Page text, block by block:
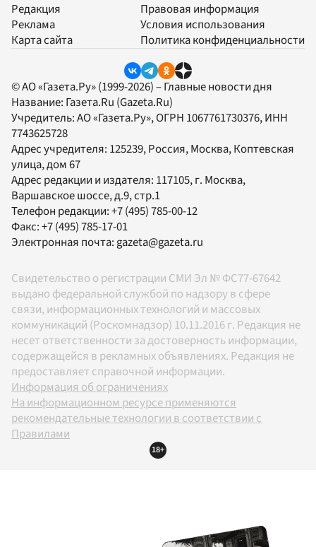
Редакция
Реклама
Карта сайта
Правовая информация
Условия использования
Политика конфиденциальности
© АО «Газета.Ру» (1999-2026) – Главные новости дня
Название: Газета.Ru (Gazeta.Ru)
Учредитель:АО «Газета.Ру», ОГРН 1067761730376, ИНН
7743625728
Адрес учредителя: 125239, Россия, Москва, Коптевская
улица, дом 67
Адрес редакции и издателя: 117105, г. Москва,
Варшавское шоссе, д.9, стр.1
Телефон редакции:+7 (495) 785-00-12
Факс:+7 (495) 785-17-01
Электронная почта:gazeta@gazeta.ru
Свидетельство о регистрации СМИ Эл № ФС77-67642
выдано федеральной службой по надзору в сфере
связи, информационных технологий и массовых
коммуникаций (Роскомнадзор) 10.11.2016 г. Редакция не
несет ответственности за достоверность информации,
содержащейся в рекламных объявлениях. Редакция не
предоставляет справочной информации.
Информация об ограничениях
На информационном ресурсе применяются
рекомендательные технологии в соответствии с
Правилами
18+